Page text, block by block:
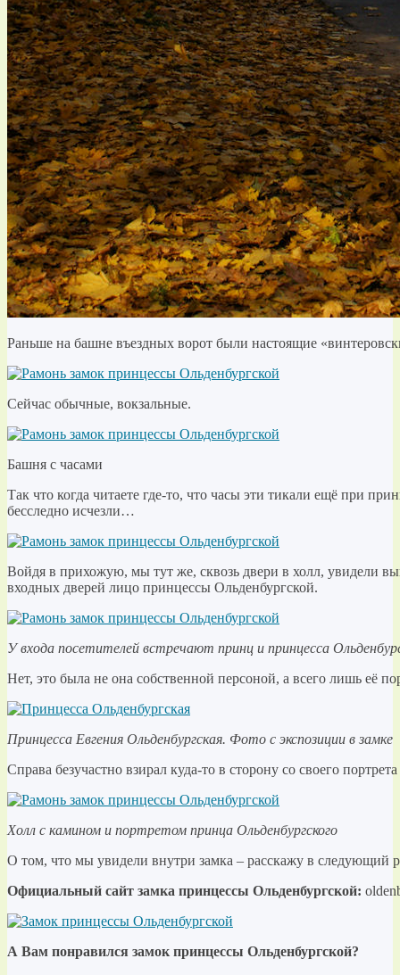
Раньше на башне въездных ворот были настоящие
Сейчас обычные, вокзальные.
Башня с часами
Так что когда читаете где-то, что часы эти тикали ещё при
бесследно исчезли…
Войдя в прихожую, мы тут же, сквозь двери в холл, увидели
входных дверей лицо принцессы Ольденбургской.
У входа посетителей встречают принц и принцесса
Нет, это была не она собственной персоной, а всего лишь её
Принцесса Евгения Ольденбургская. Фото с экспозиции в замке
Справа безучастно взирал куда-то в сторону со своего
Холл с камином и портретом принца Ольденбургского
О том, что мы увидели внутри замка – расскажу в следующий
Официальный сайт замка принцессы Ольденбургской:
А Вам понравился замок принцессы Ольденбургской?